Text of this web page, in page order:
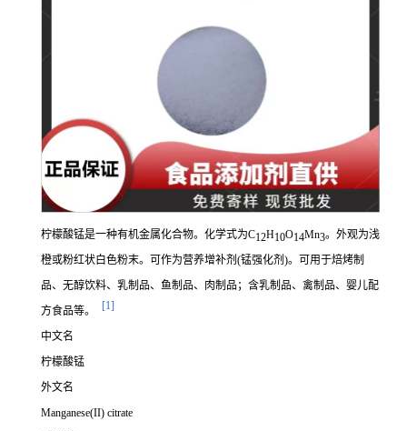
柠檬酸锰是一种有机金属化合物。化学式为C12H10O14Mn3。 外观为浅
橙或粉红状白色粉末。可作为营养增补剂(锰强化剂)。可用于焙烤制
品、无醇饮料、乳制品、鱼制品、肉制品；含乳制品、禽制品、婴儿配
方食品等。
[1]
中文名
柠檬酸锰
外文名
Manganese(II) citrate